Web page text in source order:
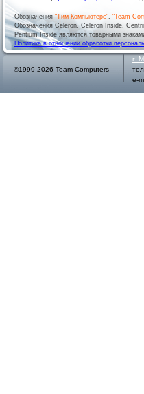
Обозначения"Тим Компьютерс", "Team
Обозначения Celeron, Celeron Inside,
Pentium Inside являются товарными
Политика в отношении обработки
©1999-2026 Team Computers
г.
e-